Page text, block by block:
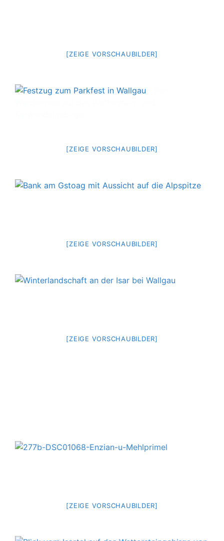
[ZEIGE VORSCHAUBILDER]
[ZEIGE VORSCHAUBILDER]
[ZEIGE VORSCHAUBILDER]
[ZEIGE VORSCHAUBILDER]
[ZEIGE VORSCHAUBILDER]